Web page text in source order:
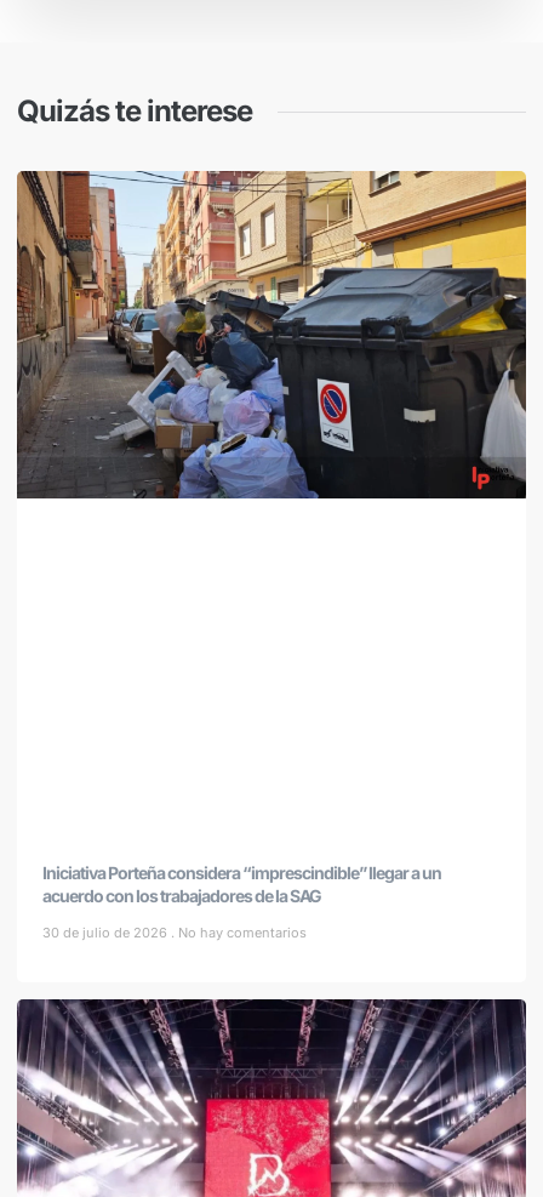
Quizás te interese
Iniciativa Porteña considera “imprescindible” llegar a un
acuerdo con los trabajadores de la SAG
30 de julio de 2026 No hay comentarios